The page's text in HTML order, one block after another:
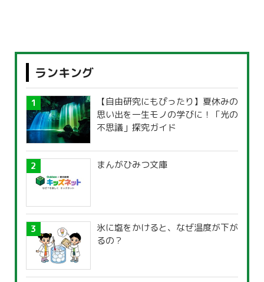
ランキング
【自由研究にもぴったり】夏休みの
思い出を一生モノの学びに！「光の
不思議」探究ガイド
まんがひみつ文庫
氷に塩をかけると、なぜ温度が下が
るの？